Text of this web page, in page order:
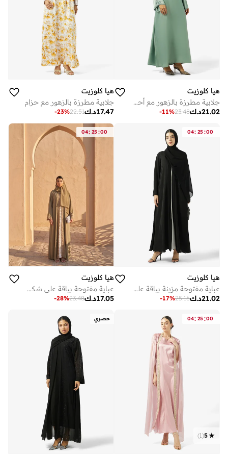
هيا كلوزيت
جلابية مطرزة بالزهور مع أحجار متدرجة للأمام
د.ك21.02
23.48
-11%
هيا كلوزيت
جلابية مطرزة بالزهور مع حزام
د.ك17.47
22.51
-23%
04: 25:00
هيا كلوزيت
عباية مفتوحة مزينة بياقة على شكل حرف
د.ك21.02
25.16
-17%
04: 25:00
هيا كلوزيت
عباية مفتوحة بياقة على شكل حرف وتفاصيل دانتيل
د.ك17.05
23.48
-28%
04: 25:00
5
(
1
)
حصري